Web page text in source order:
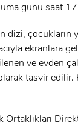
Şifre:
E-Posta:
günü saat
çocukların
ekranlara
ve evden
tasvir
Ortaklıkları